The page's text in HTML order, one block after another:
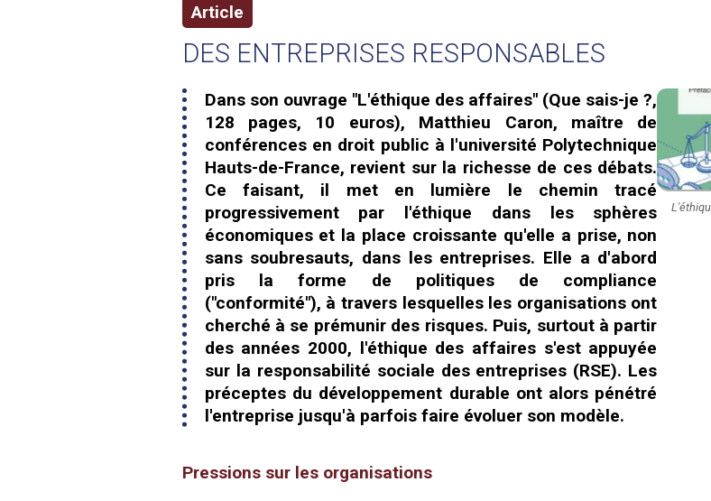
Article
DES ENTREPRISES RESPONSABLES
Dans son ouvrage "L'éthique des affaires" (Que sais-je ?,
128 pages, 10 euros), Matthieu Caron, maître de
conférences en droit public à l'université Polytechnique
Hauts-de-France, revient sur la richesse de ces débats.
Ce faisant, il met en lumière le chemin tracé
progressivement par l'éthique dans les sphères
économiques et la place croissante qu'elle a prise, non
sans soubresauts, dans les entreprises. Elle a d'abord
pris la forme de politiques de compliance
("conformité"), à travers lesquelles les organisations ont
cherché à se prémunir des risques. Puis, surtout à partir
des années 2000, l'éthique des affaires s'est appuyée
sur la responsabilité sociale des entreprises (RSE). Les
préceptes du développement durable ont alors pénétré
l'entreprise jusqu'à parfois faire évoluer son modèle.
Pressions sur les organisations